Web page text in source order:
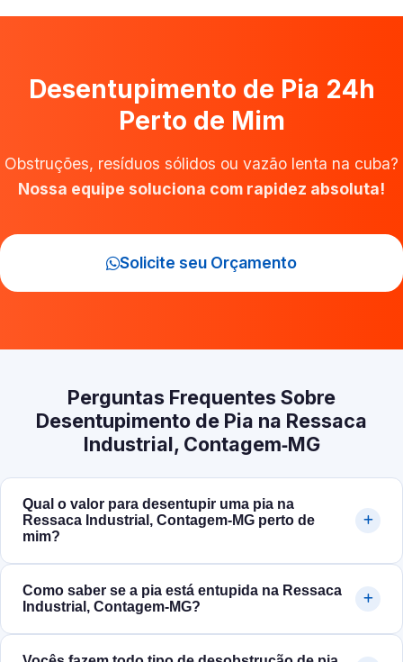
Desentupimento de Pia 24h
Perto de Mim
Obstruções, resíduos sólidos ou vazão lenta na cuba?
Nossa equipe soluciona com rapidez absoluta!
Solicite seu Orçamento
Perguntas Frequentes Sobre
Desentupimento de Pia na Ressaca
Industrial, Contagem‑MG
Qual o valor para desentupir uma pia na
Ressaca Industrial, Contagem‑MG perto de
mim?
Como saber se a pia está entupida na Ressaca
Industrial, Contagem‑MG?